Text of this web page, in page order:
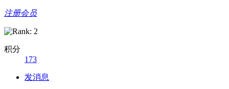
注册会员
积分
173
发消息